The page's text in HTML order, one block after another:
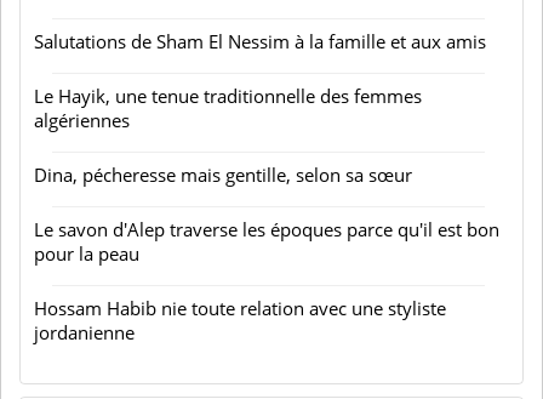
Salutations de Sham El Nessim à la famille et aux amis
Le Hayik, une tenue traditionnelle des femmes
algériennes
Dina, pécheresse mais gentille, selon sa sœur
Le savon d'Alep traverse les époques parce qu'il est bon
pour la peau
Hossam Habib nie toute relation avec une styliste
jordanienne